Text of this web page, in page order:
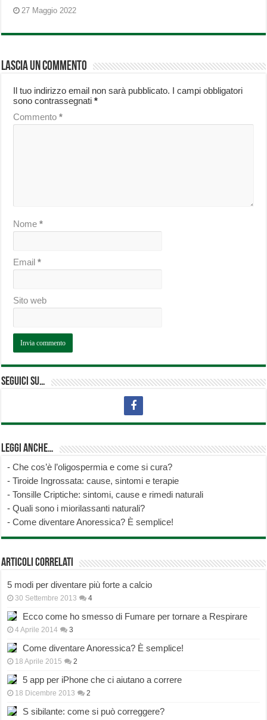
27 Maggio 2022
Lascia un commento
Il tuo indirizzo email non sarà pubblicato. I campi obbligatori
sono contrassegnati*
Commento*
Nome*
Email*
Sito web
Seguici su…
Leggi anche…
-Che cos’è l’oligospermia e come si cura?
-Tiroide Ingrossata: cause, sintomi e terapie
-Tonsille Criptiche: sintomi, cause e rimedi naturali
-Quali sono i miorilassanti naturali?
-Come diventare Anoressica? È semplice!
Articoli correlati
5 modi per diventare più forte a calcio
30 Settembre 2013 4
Ecco come ho smesso di Fumare per tornare a Respirare
4 Aprile 2014 3
Come diventare Anoressica? È semplice!
18 Aprile 2015 2
5 app per iPhone che ci aiutano a correre
18 Dicembre 2013 2
S sibilante: come si può correggere?